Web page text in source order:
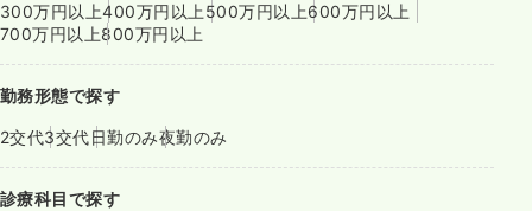
300万円以上400万円以上 500万円以上600万円以上
700万円以上800万円以上
勤務形態で探す
2交代3交代日勤のみ夜勤のみ
診療科目で探す